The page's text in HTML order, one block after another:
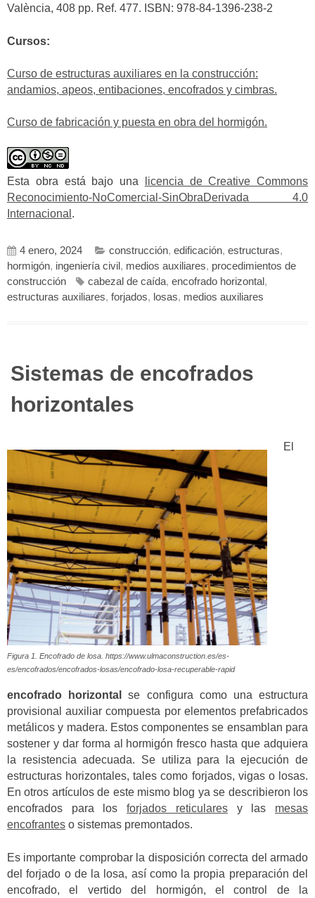
València, 408 pp. Ref. 477. ISBN: 978-84-1396-238-2
Cursos:
Curso de estructuras auxiliares en la construcción:
andamios, apeos, entibaciones, encofrados y cimbras.
Curso de fabricación y puesta en obra del hormigón.
Esta obra está bajo una
licencia de Creative Commons
Reconocimiento-NoComercial-SinObraDerivada 4.0
Internacional .
4 enero, 2024 construcción, edificación, estructuras,
hormigón, ingeniería civil , medios auxiliares, procedimientos de
construcción
cabezal de caída, encofrado horizontal ,
estructuras auxiliares, forjados, losas, medios auxiliares
Sistemas de encofrados
horizontales
Figura 1. Encofrado de losa. https://www.ulmaconstruction.es/es-
es/encofrados/encofrados-losas/encofrado-losa-recuperable-rapid
El
encofrado horizontal
se configura como una estructura
provisional auxiliar compuesta por elementos prefabricados
metálicos y madera. Estos componentes se ensamblan para
sostener y dar forma al hormigón fresco hasta que adquiera
la resistencia adecuada. Se utiliza para la ejecución de
estructuras horizontales, tales como forjados, vigas o losas.
En otros artículos de este mismo blog ya se describieron los
encofrados para losforjados reticularesy las mesas
encofrantes o sistemas premontados.
Es importante comprobar la disposición correcta del armado
del forjado o de la losa, así como la propia preparación del
encofrado, el vertido del hormigón, el control de la